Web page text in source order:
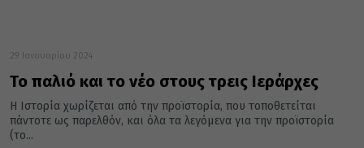
29 Ιανουαρίου 2024
Το παλιό και το νέο στους τρεις Ιεράρχες
Η Ιστορία χωρίζεται από την προϊστορία, που τοποθετείται
πάντοτε ως παρελθόν, και όλα τα λεγόμενα για την προϊστορία
(το...